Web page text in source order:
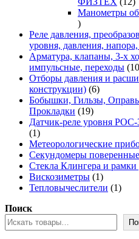
Манометры
337
товаров
Реле давления,
уровня, давления, напора,
Арматура, клапаны, 3-х
импульсные, переходы
Отборы давления и
конструкции) 66
товаров
Бобышки, Гильзы,
Прокладки
1919
товаров
Датчик-реле уровня
11
товар
Метеорологические
Секундомеры поверенные
Стекла Клингера и рамки
Вискозиметры 11
товар
Тепловычеслители 11
Поиск